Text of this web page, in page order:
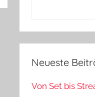
Neueste
Von Set bis